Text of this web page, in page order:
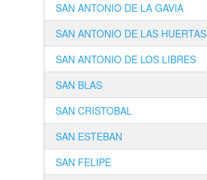
SAN ANTONIO DE LA GAVIA
SAN ANTONIO DE LAS HUERTAS
SAN ANTONIO DE LOS LIBRES
SAN BLAS
SAN CRISTOBAL
SAN ESTEBAN
SAN FELIPE